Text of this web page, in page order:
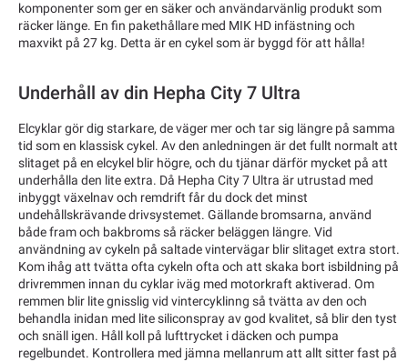
komponenter som ger en säker och användarvänlig produkt som
räcker länge. En fin pakethållare med MIK HD infästning och
maxvikt på 27 kg. Detta är en cykel som är byggd för att hålla!
Underhåll av din Hepha City 7 Ultra
Elcyklar gör dig starkare, de väger mer och tar sig längre på samma
tid som en klassisk cykel. Av den anledningen är det fullt normalt att
slitaget på en elcykel blir högre, och du tjänar därför mycket på att
underhålla den lite extra. Då Hepha City 7 Ultra är utrustad med
inbyggt växelnav och remdrift får du dock det minst
undehållskrävande drivsystemet. Gällande bromsarna, använd
både fram och bakbroms så räcker beläggen längre. Vid
användning av cykeln på saltade vintervägar blir slitaget extra stort.
Kom ihåg att tvätta ofta cykeln ofta och att skaka bort isbildning på
drivremmen innan du cyklar iväg med motorkraft aktiverad. Om
remmen blir lite gnisslig vid vintercyklinng så tvätta av den och
behandla inidan med lite siliconspray av god kvalitet, så blir den tyst
och snäll igen. Håll koll på lufttrycket i däcken och pumpa
regelbundet. Kontrollera med jämna mellanrum att allt sitter fast på